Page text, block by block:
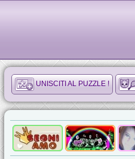
UNISCITI AL PUZZLE !